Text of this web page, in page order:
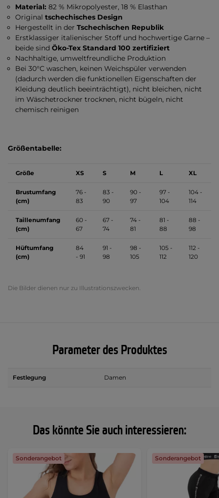
Das könnte Sie auch interessieren:
Sonderangebot Sonderangebot
Material: 82 % Mikropolyester, 18 % Elasthan
Originaltschechisches Design
Hergestellt in derTschechischen Republik
Erstklassiger italienischer Stoff und hochwertige Garne –
beide sindÖko-Tex Standard 100 zertifiziert
Nachhaltige, umweltfreundliche Produktion
Bei 30°C waschen, keinen Weichspüler verwenden
(dadurch werden die funktionellen Eigenschaften der
Kleidung deutlich beeinträchtigt), nicht bleichen, nicht
im Wäschetrockner trocknen, nicht bügeln, nicht
chemisch reinigen
Größentabelle:
Größe XS S M L XL
Brustumfang
(cm)
76 -
83
83 -
90
90 -
97
97 -
104
104 -
114
Taillenumfang
(cm)
60 -
67
67 -
74
74 -
81
81 -
88
88 -
98
Hüftumfang
(cm)
84
- 91
91 -
98
98 -
105
105 -
112
112 -
120
Die Bilder dienen nur zu Illustrationszwecken.
Parameter des Produktes
Festlegung Damen